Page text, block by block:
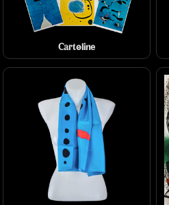
Cartoline